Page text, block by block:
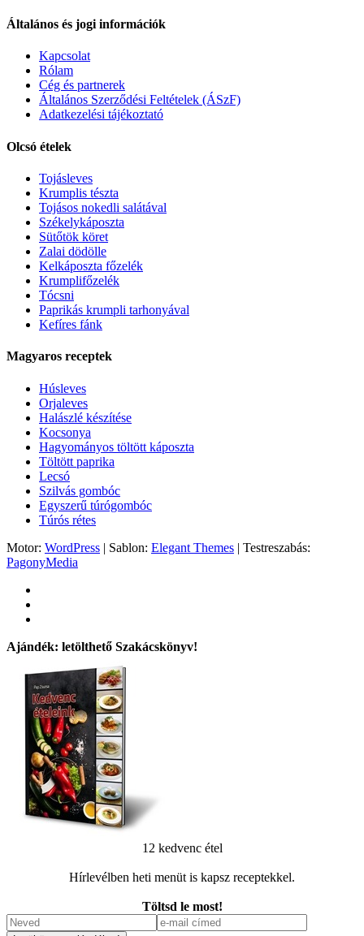
Általános és jogi információk
Kapcsolat
Rólam
Cég és partnerek
Általános Szerződési Feltételek (ÁSzF)
Adatkezelési tájékoztató
Olcsó ételek
Tojásleves
Krumplis tészta
Tojásos nokedli salátával
Székelykáposzta
Sütőtök köret
Zalai dödölle
Kelkáposzta főzelék
Krumplifőzelék
Tócsni
Paprikás krumpli tarhonyával
Kefíres fánk
Magyaros receptek
Húsleves
Orjaleves
Halászlé készítése
Kocsonya
Hagyományos töltött káposzta
Töltött paprika
Lecsó
Szilvás gombóc
Egyszerű túrógombóc
Túrós rétes
Motor: WordPress | Sablon: Elegant Themes | Testreszabás:
PagonyMedia
Ajándék: letölthető Szakácskönyv!
12 kedvenc étel
Hírlevélben heti menüt is kapsz receptekkel.
Töltsd le most!